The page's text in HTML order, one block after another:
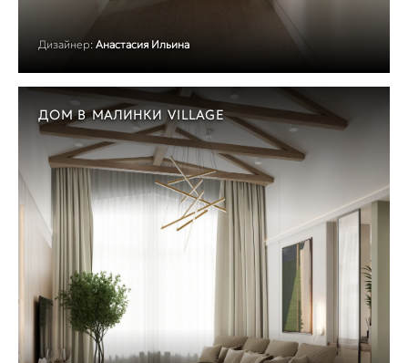
Дизайнер: Анастасия Ильина
ДОМ В МАЛИНКИ VILLAGE